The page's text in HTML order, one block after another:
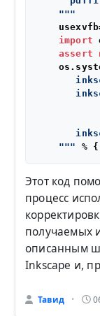
    """
import
assert
    """
% {
Этот код
процесс
получаемых
описанным
Inkscape и,
Тавид •